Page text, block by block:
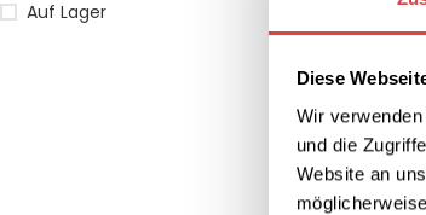
Diese
Wir
und die
Website an
Auf Lager